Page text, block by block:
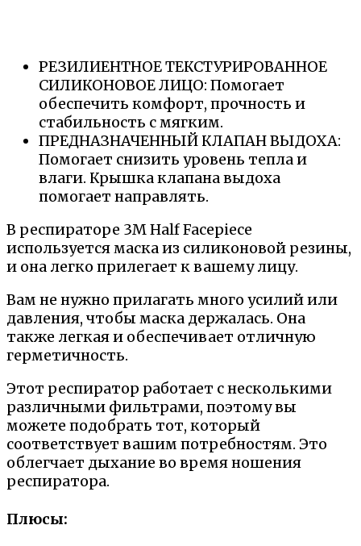
РЕЗИЛИЕНТНОЕ ТЕКСТУРИРОВАННОЕ
СИЛИКОНОВОЕ ЛИЦО: Помогает
обеспечить комфорт, прочность и
стабильность с мягким.
ПРЕДНАЗНАЧЕННЫЙ КЛАПАН ВЫДОХА:
Помогает снизить уровень тепла и
влаги. Крышка клапана выдоха
помогает направлять.
В респираторе 3M Half Facepiece
используется маска из силиконовой резины,
и она легко прилегает к вашему лицу.
Вам не нужно прилагать много усилий или
давления, чтобы маска держалась. Она
также легкая и обеспечивает отличную
герметичность.
Этот респиратор работает с несколькими
различными фильтрами, поэтому вы
можете подобрать тот, который
соответствует вашим потребностям. Это
облегчает дыхание во время ношения
респиратора.
Плюсы: